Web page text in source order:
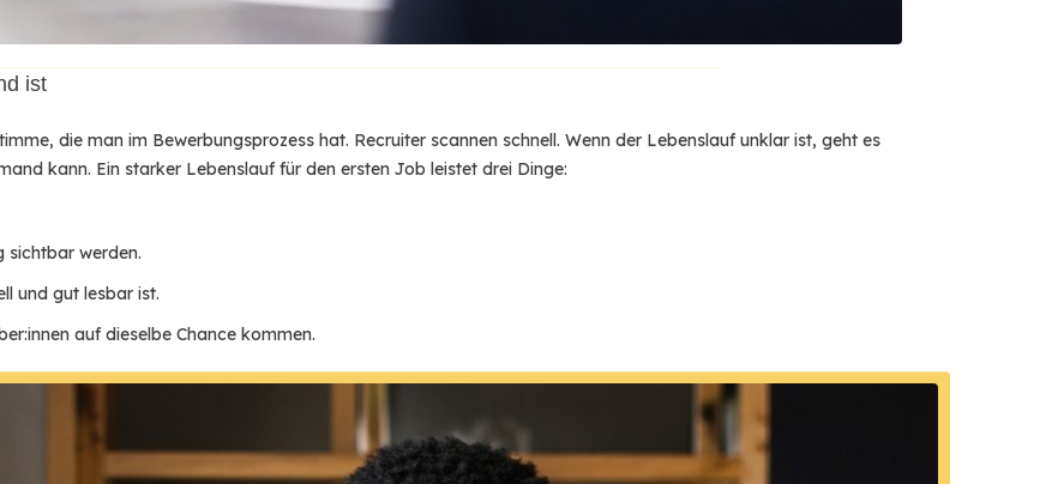
ist
die man im Bewerbungsprozess hat. Recruiter scannen schnell. Wenn der Lebenslauf unklar ist, geht es
kann. Ein starker Lebenslauf für den ersten Job leistet drei Dinge:
sichtbar werden.
und gut lesbar ist.
auf dieselbe Chance kommen.